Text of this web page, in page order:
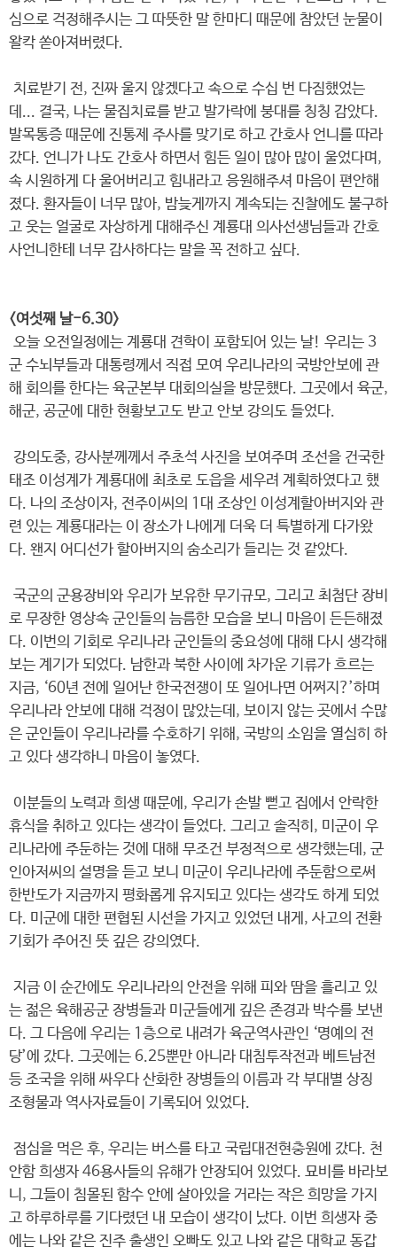
심으로 걱정해주시는 그 따뜻한 말 한마디 때문에 참았던 눈물이
왈칵 쏟아져버렸다.
치료받기 전, 진짜 울지 않겠다고 속으로 수십 번 다짐했었는
데... 결국, 나는 물집치료를 받고 발가락에 붕대를 칭칭 감았다.
발목통증 때문에 진통제 주사를 맞기로 하고 간호사 언니를 따라
갔다. 언니가 나도 간호사 하면서 힘든 일이 많아 많이 울었다며,
속 시원하게 다 울어버리고 힘내라고 응원해주셔 마음이 편안해
졌다. 환자들이 너무 많아, 밤늦게까지 계속되는 진찰에도 불구하
고 웃는 얼굴로 자상하게 대해주신 계룡대 의사선생님들과 간호
사언니한테 너무 감사하다는 말을 꼭 전하고 싶다.
<여섯째 날-6.30>
오늘 오전일정에는 계룡대 견학이 포함되어 있는 날! 우리는 3
군 수뇌부들과 대통령께서 직접 모여 우리나라의 국방안보에 관
해 회의를 한다는 육군본부 대회의실을 방문했다. 그곳에서 육군,
해군, 공군에 대한 현황보고도 받고 안보 강의도 들었다.
강의도중, 강사분께께서 주초석 사진을 보여주며 조선을 건국한
태조 이성계가 계룡대에 최초로 도읍을 세우려 계획하였다고 했
다. 나의 조상이자, 전주이씨의 1대 조상인 이성계할아버지와 관
련 있는 계룡대라는 이 장소가 나에게 더욱 더 특별하게 다가왔
다. 왠지 어디선가 할아버지의 숨소리가 들리는 것 같았다.
국군의 군용장비와 우리가 보유한 무기규모, 그리고 최첨단 장비
로 무장한 영상속 군인들의 늠름한 모습을 보니 마음이 든든해졌
다. 이번의 기회로 우리나라 군인들의 중요성에 대해 다시 생각해
보는 계기가 되었다. 남한과 북한 사이에 차가운 기류가 흐르는
지금, ‘60년 전에 일어난 한국전쟁이 또 일어나면 어쩌지?’하며
우리나라 안보에 대해 걱정이 많았는데, 보이지 않는 곳에서 수많
은 군인들이 우리나라를 수호하기 위해, 국방의 소임을 열심히 하
고 있다 생각하니 마음이 놓였다.
이분들의 노력과 희생 때문에, 우리가 손발 뻗고 집에서 안락한
휴식을 취하고 있다는 생각이 들었다. 그리고 솔직히, 미군이 우
리나라에 주둔하는 것에 대해 무조건 부정적으로 생각했는데, 군
인아저씨의 설명을 듣고 보니 미군이 우리나라에 주둔함으로써
한반도가 지금까지 평화롭게 유지되고 있다는 생각도 하게 되었
다. 미군에 대한 편협된 시선을 가지고 있었던 내게, 사고의 전환
기회가 주어진 뜻 깊은 강의였다.
지금 이 순간에도 우리나라의 안전을 위해 피와 땀을 흘리고 있
는 젊은 육해공군 장병들과 미군들에게 깊은 존경과 박수를 보낸
다. 그 다음에 우리는 1층으로 내려가 육군역사관인 ‘명예의 전
당’에 갔다. 그곳에는 6.25뿐만 아니라 대침투작전과 베트남전
등 조국을 위해 싸우다 산화한 장병들의 이름과 각 부대별 상징
조형물과 역사자료들이 기록되어 있었다.
점심을 먹은 후, 우리는 버스를 타고 국립대전현충원에 갔다. 천
안함 희생자 46용사들의 유해가 안장되어 있었다. 묘비를 바라보
니, 그들이 침몰된 함수 안에 살아있을 거라는 작은 희망을 가지
고 하루하루를 기다렸던 내 모습이 생각이 났다. 이번 희생자 중
에는 나와 같은 진주 출생인 오빠도 있고 나와 같은 대학교 동갑